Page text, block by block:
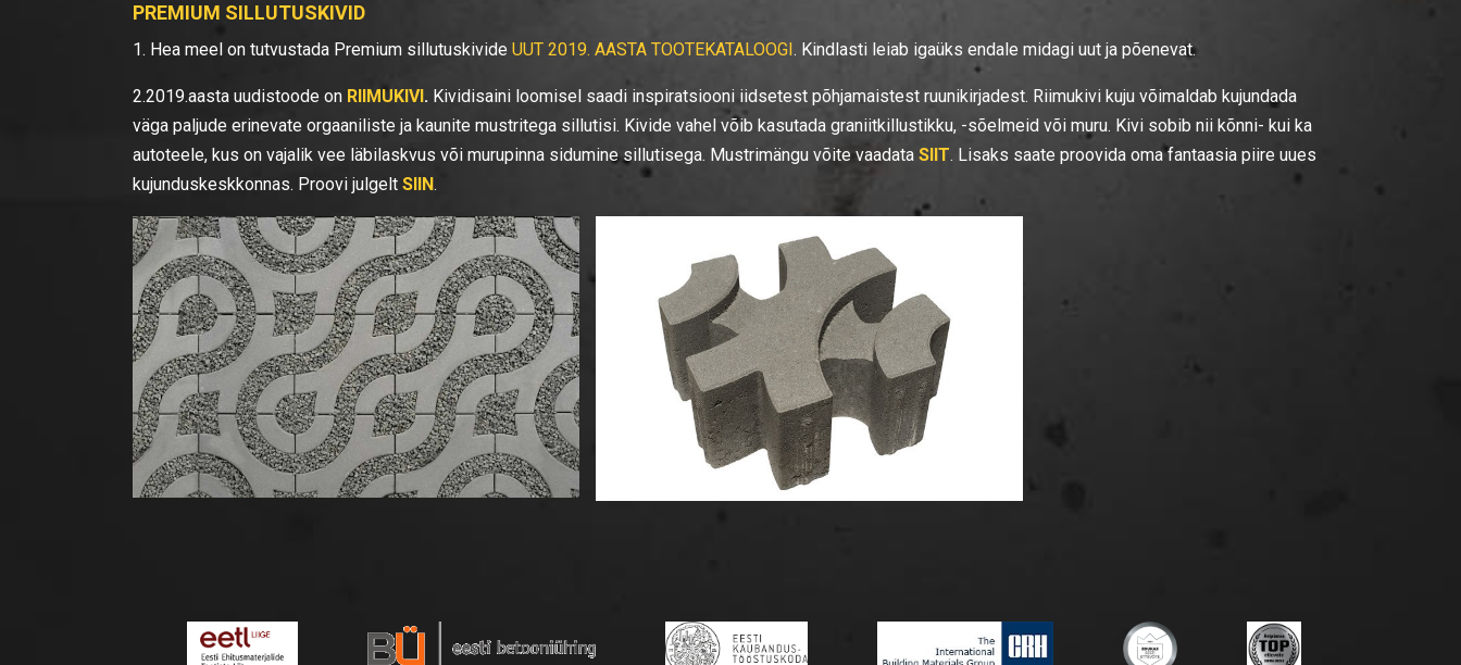
PREMIUM SILLUTUSKIVID
1. Hea meel on tutvustada Premium sillutuskivide UUT 2019. AASTA TOOTEKATALOOGI . Kindlasti leiab igaüks endale midagi uut ja põenevat.
2.2019.aasta uudistoode on RIIMUKIVI . Kividisaini loomisel saadi inspiratsiooni iidsetest põhjamaistest ruunikirjadest. Riimukivi kuju võimaldab kujundada
väga paljude erinevate orgaaniliste ja kaunite mustritega sillutisi. Kivide vahel võib kasutada graniitkillustikku, -sõelmeid või muru. Kivi sobib nii kõnni- kui ka
autoteele, kus on vajalik vee läbilaskvus või murupinna sidumine sillutisega. Mustrimängu võite vaadata SIIT. Lisaks saate proovida oma fantaasia piire uues
kujunduskeskkonnas. Proovi julgelt SIIN.